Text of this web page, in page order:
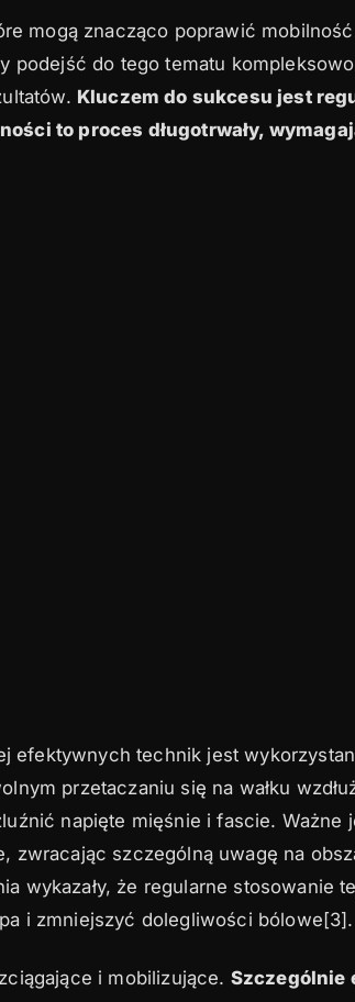
mogą znacząco poprawić
podejść do tego tematu
Kluczem do sukcesu jest
to proces długotrwały,
efektywnych technik jest
przetaczaniu się na wałku
napięte mięśnie i fascie. Ważne
zwracając szczególną uwagę na
wykazały, że regularne stosowanie
i zmniejszyć dolegliwości bólowe[3].
i mobilizujące. Szczególnie